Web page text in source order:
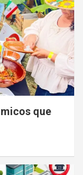
que